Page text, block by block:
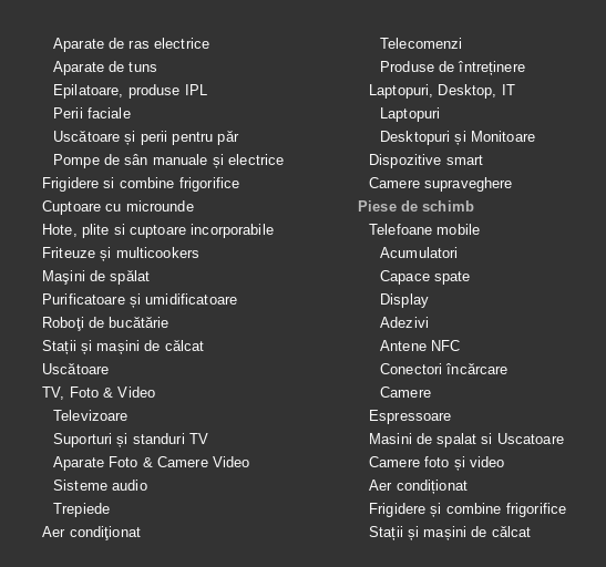
Aparate de ras electrice
Aparate de tuns
Epilatoare, produse IPL
Perii faciale
Uscătoare și perii pentru păr
Pompe de sân manuale și electrice
Frigidere si combine frigorifice
Cuptoare cu microunde
Hote, plite si cuptoare incorporabile
Friteuze și multicookers
Maşini de spălat
Purificatoare și umidificatoare
Roboţi de bucătărie
Stații și mașini de călcat
Uscătoare
TV, Foto & Video
Televizoare
Suporturi și standuri TV
Aparate Foto & Camere Video
Sisteme audio
Trepiede
Aer condiţionat
Telecomenzi
Produse de întreținere
Laptopuri, Desktop, IT
Laptopuri
Desktopuri și Monitoare
Dispozitive smart
Camere supraveghere
Piese de schimb
Telefoane mobile
Acumulatori
Capace spate
Display
Adezivi
Antene NFC
Conectori încărcare
Camere
Espressoare
Masini de spalat si Uscatoare
Camere foto și video
Aer condiționat
Frigidere și combine frigorifice
Stații și mașini de călcat